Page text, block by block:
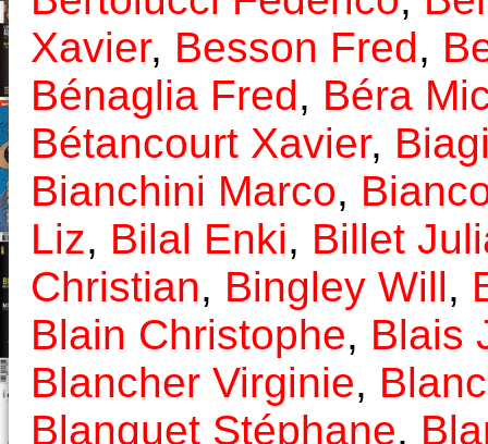
Xavier, Besson Fred,
Bénaglia Fred, Béra
Bétancourt Xavier,
Bianchini Marco,
Liz, Bilal Enki, Billet
Christian, Bingley Will,
Blain Christophe, Blais
Blancher Virginie,
Blanquet Stéphane,